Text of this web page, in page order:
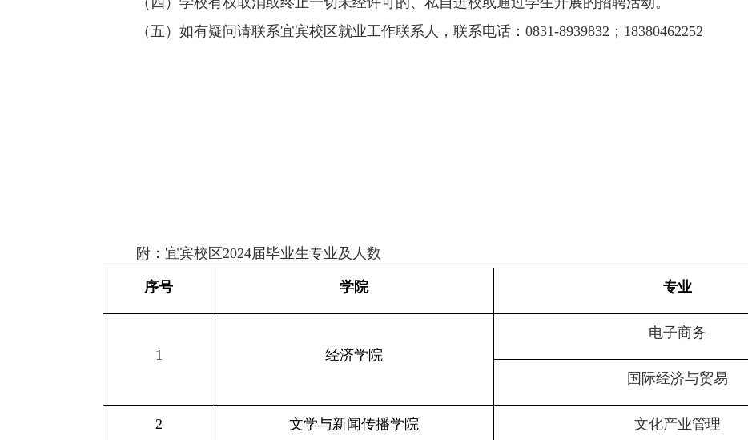
（五）如有疑问请联系宜宾校区就业工作联系人，联系电话： 0831-8939832 ； 18380462252
附：宜宾校区2024届毕业生专业及人数
序号 学院 专业
1 经济学院
电子商务
国际经济与贸易
2 文学与新闻传播学院 文化产业管理